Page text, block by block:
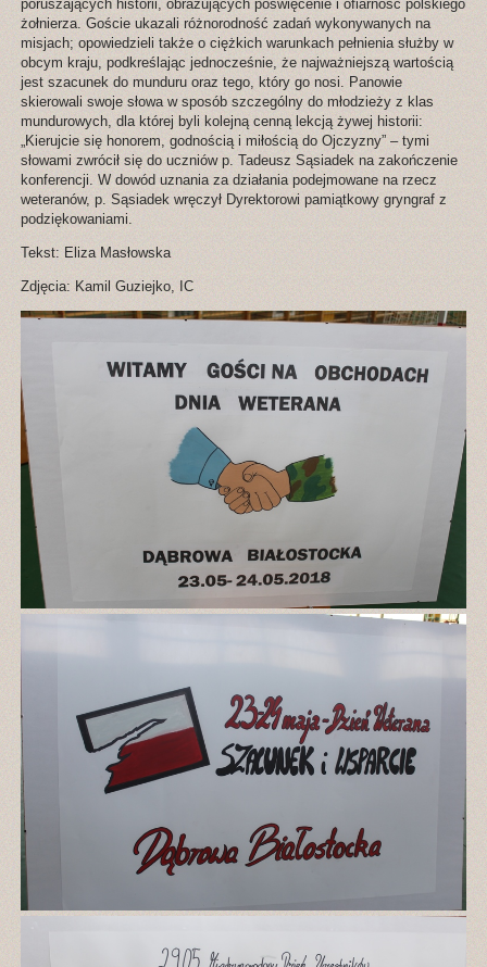
poruszających historii, obrazujących poświęcenie i ofiarność polskiego
żołnierza. Goście ukazali różnorodność zadań wykonywanych na
misjach; opowiedzieli także o ciężkich warunkach pełnienia służby w
obcym kraju, podkreślając jednocześnie, że najważniejszą wartością
jest szacunek do munduru oraz tego, który go nosi. Panowie
skierowali swoje słowa w sposób szczególny do młodzieży z klas
mundurowych, dla której byli kolejną cenną lekcją żywej historii:
„Kierujcie się honorem, godnością i miłością do Ojczyzny” – tymi
słowami zwrócił się do uczniów p. Tadeusz Sąsiadek na zakończenie
konferencji. W dowód uznania za działania podejmowane na rzecz
weteranów, p. Sąsiadek wręczył Dyrektorowi pamiątkowy gryngraf z
podziękowaniami.
Tekst: Eliza Masłowska
Zdjęcia: Kamil Guziejko, IC